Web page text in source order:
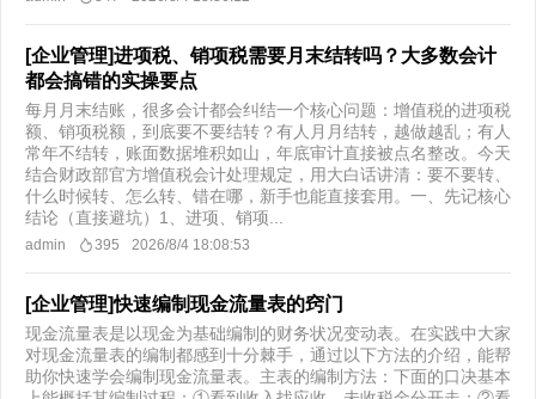
[企业管理]进项税、销项税需要月末结转吗？大多数会计
都会搞错的实操要点
每月月末结账，很多会计都会纠结一个核心问题：增值税的进项税
额、销项税额，到底要不要结转？有人月月结转，越做越乱；有人
常年不结转，账面数据堆积如山，年底审计直接被点名整改。今天
结合财政部官方增值税会计处理规定，用大白话讲清：要不要转、
什么时候转、怎么转、错在哪，新手也能直接套用。一、先记核心
结论（直接避坑）1、进项、销项...
admin 395 2026/8/4 18:08:53
[企业管理]快速编制现金流量表的窍门
现金流量表是以现金为基础编制的财务状况变动表。在实践中大家
对现金流量表的编制都感到十分棘手，通过以下方法的介绍，能帮
助你快速学会编制现金流量表。主表的编制方法：下面的口决基本